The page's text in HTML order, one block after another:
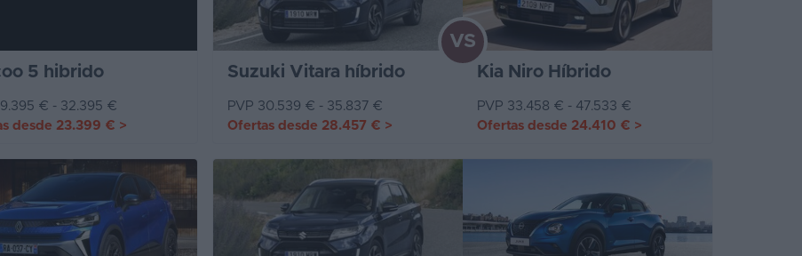
5 hibrido
€ - 32.395 €
desde 23.399 € >
Suzuki Vitara híbrido Kia Niro Híbrido
VS
PVP 30.539 € - 35.837 €
PVP 33.458 € - 47.533 €
Ofertas desde 28.457 € > Ofertas desde 24.410 € >